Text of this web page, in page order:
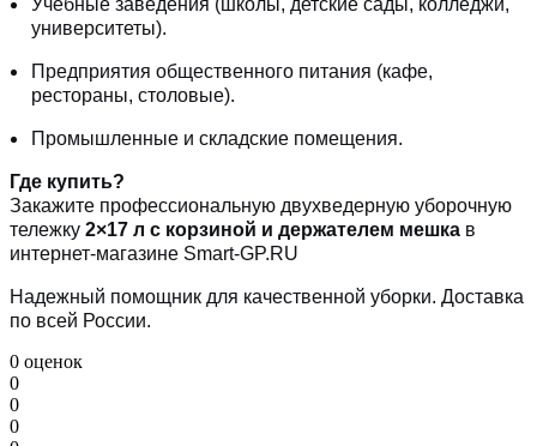
университеты).
Предприятия общественного питания (кафе,
рестораны, столовые).
Промышленные и складские помещения.
Где купить?
Закажите профессиональную двухведерную уборочную
тележку 2×17 л с корзиной и держателем мешка в
интернет-магазине Smart-GP.RU
Надежный помощник для качественной уборки. Доставка
по всей России.
0 оценок
0
0
0